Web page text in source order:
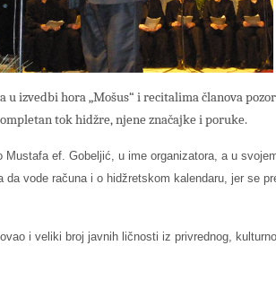
u izvedbi hora „Mošus“ i recitalima članova
tok hidžre, njene značajke i poruke.
Mustafa ef. Gobeljić, u ime organizatora, a u
da vode računa i o hidžretskom kalendaru, jer se
i veliki broj javnih ličnosti iz privrednog,